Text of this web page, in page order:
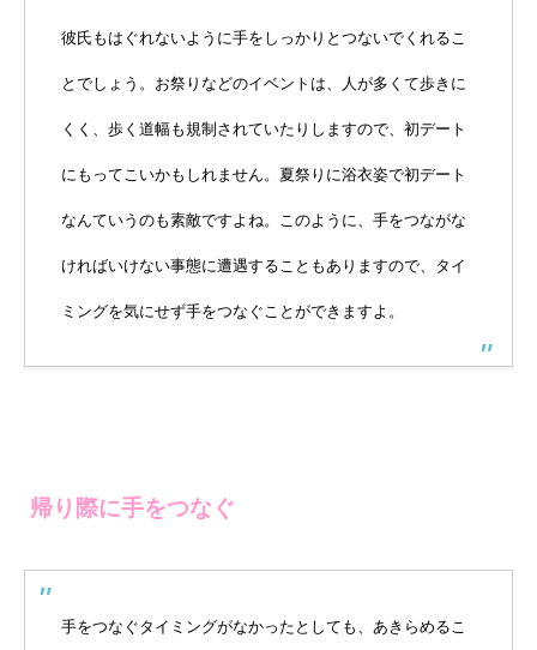
彼氏もはぐれないように手をしっかりとつないでくれるこ
とでしょう。お祭りなどのイベントは、人が多くて歩きに
くく、歩く道幅も規制されていたりしますので、初デート
にもってこいかもしれません。夏祭りに浴衣姿で初デート
なんていうのも素敵ですよね。このように、手をつながな
ければいけない事態に遭遇することもありますので、タイ
ミングを気にせず手をつなぐことができますよ。
帰り際に手をつなぐ
手をつなぐタイミングがなかったとしても、あきらめるこ